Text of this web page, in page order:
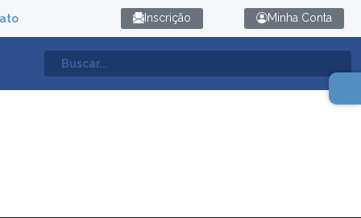
Inscrição Minha Conta